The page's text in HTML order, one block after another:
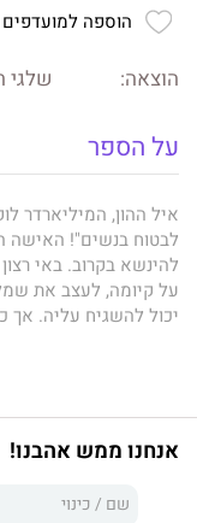
הוספה למועדפים
הוצאה: שלגי
על הספר
איל ההון, המיליארדר
לבטוח בנשים"! האישה
להינשא בקרוב. באי
על קיומה, לעצב את
יכול להשגיח עליה.
אנחנו ממש אהבנו!